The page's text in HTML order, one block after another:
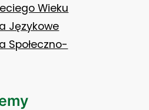
Wieku
Językowe
Społeczno-